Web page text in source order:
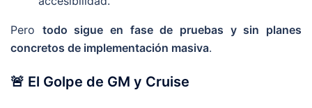
Pero todo sigue en fase de pruebas y sin planes
concretos de implementación masiva.
🚨 El Golpe de GM y Cruise